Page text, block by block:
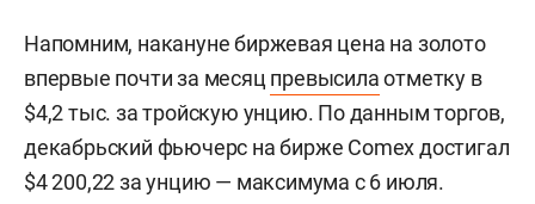
Напомним, накануне биржевая цена на золото
впервые почти за месяц превысилаотметку в
$4,2 тыс. за тройскую унцию. По данным торгов,
декабрьский фьючерс на бирже Comex достигал
$4 200,22 за унцию — максимума с 6 июля.